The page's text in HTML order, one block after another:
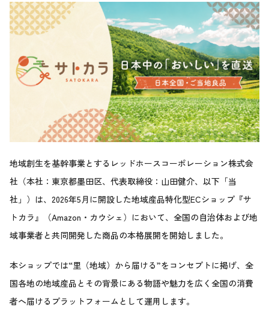
地域創生を基幹事業とするレッドホースコーポレーション株式会
社（本社：東京都墨田区、代表取締役：山田健介、以下「当
社」）は、2026年5月に開設した地域産品特化型ECショップ『サ
トカラ』（Amazon・カウシェ）において、全国の自治体および地
域事業者と共同開発した商品の本格展開を開始しました。
本ショップでは“里（地域）から届ける”をコンセプトに掲げ、全
国各地の地域産品とその背景にある物語や魅力を広く全国の消費
者へ届けるプラットフォームとして運用します。